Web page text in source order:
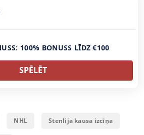
100% BONUSS LĪDZ €100
SPĒLĒT
NHL Stenlija kausa izcīņa